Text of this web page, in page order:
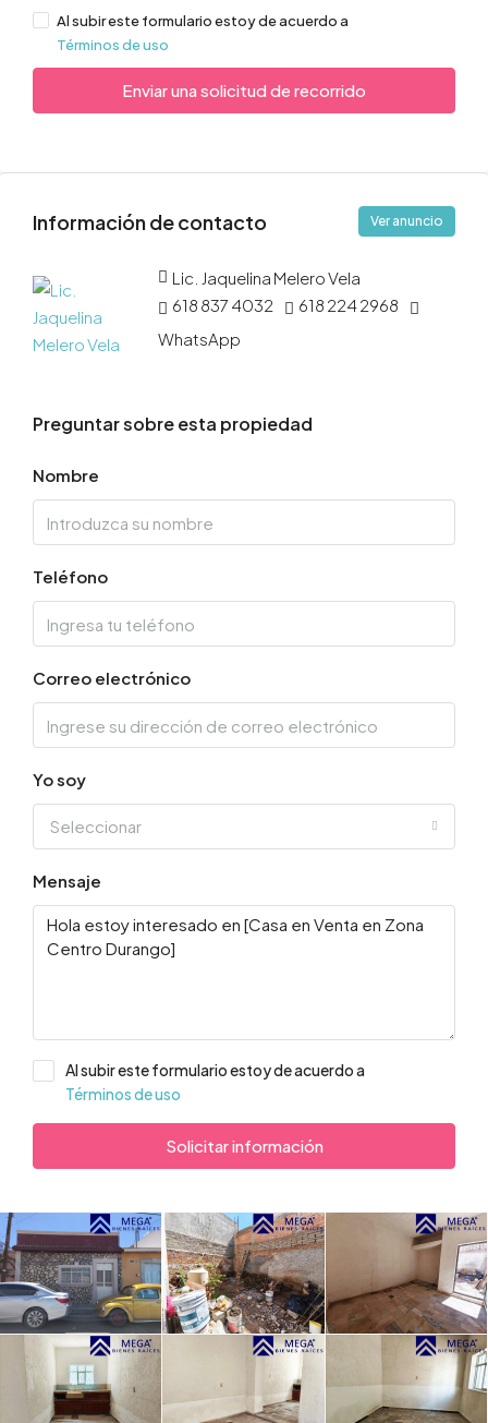
Al subir este formulario estoy de acuerdo a
Términos de uso
Enviar una solicitud de recorrido
Información de contacto Ver anuncio
Lic. Jaquelina Melero Vela
618 837 4032
618 224 2968
WhatsApp
Preguntar sobre esta propiedad
Nombre
Teléfono
Correo electrónico
Yo soy
Seleccionar
Mensaje
Al subir este formulario estoy de acuerdo a
Términos de uso
Solicitar información